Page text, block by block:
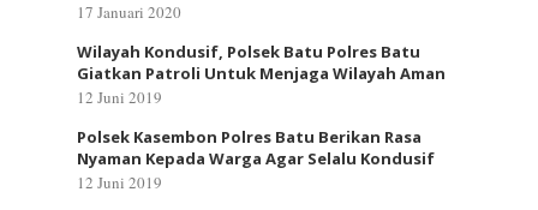
17 Januari 2020
Wilayah Kondusif, Polsek Batu Polres Batu
Giatkan Patroli Untuk Menjaga Wilayah Aman
12 Juni 2019
Polsek Kasembon Polres Batu Berikan Rasa
Nyaman Kepada Warga Agar Selalu Kondusif
12 Juni 2019